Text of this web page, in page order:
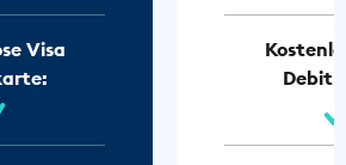
Visa